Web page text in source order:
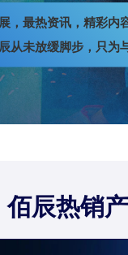
，最热资讯，精彩内
从未放缓脚步，只为
佰辰热销